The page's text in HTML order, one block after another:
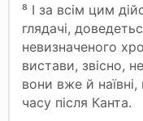
⁸ І за всім цим
глядачі,
невизначеного
вистави, звісно,
вони вже й наївні,
часу після Канта.